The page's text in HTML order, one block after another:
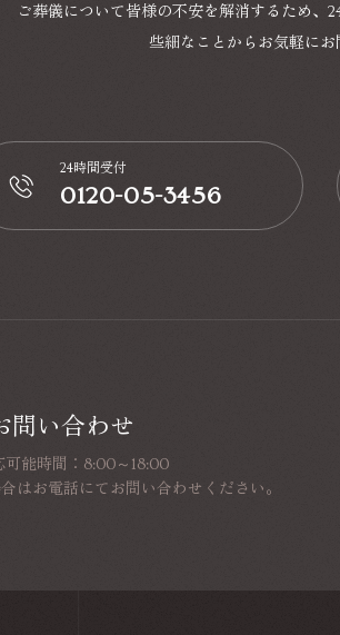
ご葬儀について皆様の不安を解消するため、
些細なことからお気軽にお
📞
24時間受付
0120-05-3456
問い合わせ
可能時間：8:00～18:00
はお電話にてお問い合わせください。